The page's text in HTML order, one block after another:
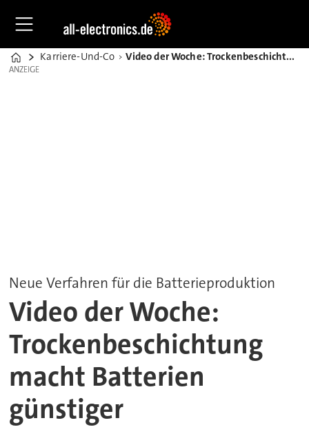
Home
Karriere-Und-Co Video der Woche: Trockenbeschichtung macht Batterien günstiger
ANZEIGE
ANZEIGE
Neue Verfahren für die Batterieproduktion
Video der Woche:
Trockenbeschichtung
macht Batterien
günstiger